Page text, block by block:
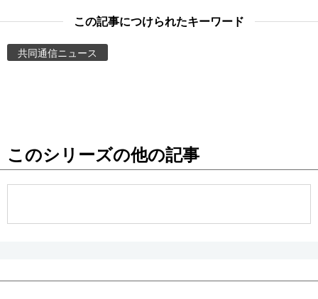
Images
お知らせ
この記事につけられたキーワード
共同通信ニュース
このシリーズの他の記事